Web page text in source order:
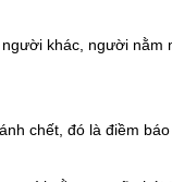
khác, người nằm
chết, đó là điềm